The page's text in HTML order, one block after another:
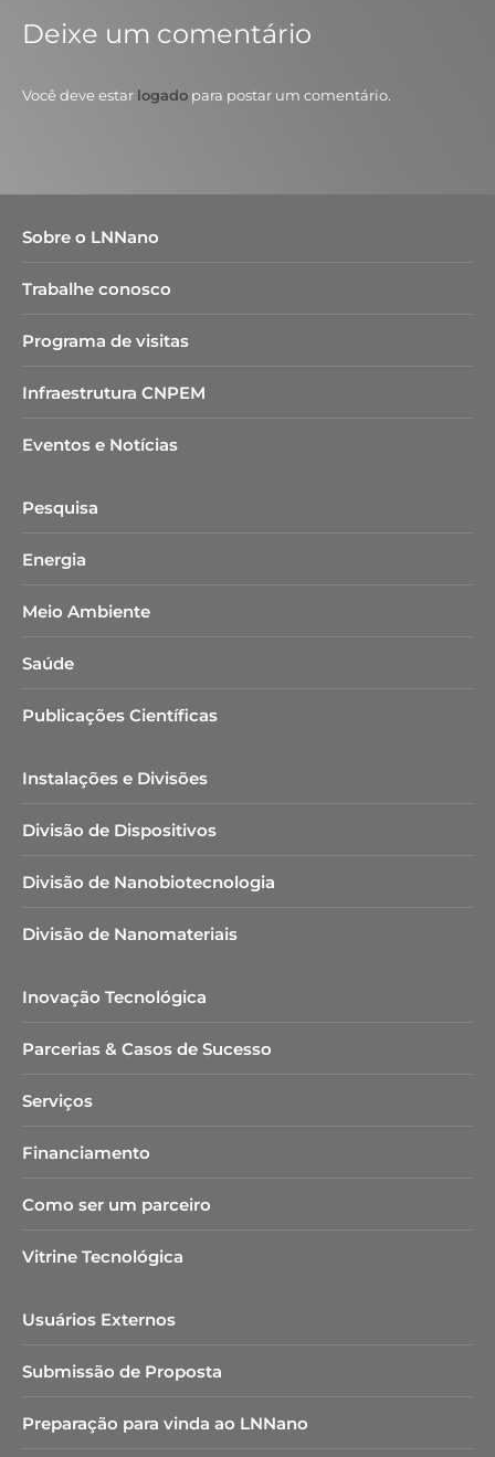
Deixe um comentário
Você deve estar logado para postar um comentário.
Sobre o LNNano
Trabalhe conosco
Programa de visitas
Infraestrutura CNPEM
Eventos e Notícias
Pesquisa
Energia
Meio Ambiente
Saúde
Publicações Científicas
Instalações e Divisões
Divisão de Dispositivos
Divisão de Nanobiotecnologia​
Divisão de Nanomateriais
Inovação Tecnológica
Parcerias & Casos de Sucesso
Serviços
Financiamento
Como ser um parceiro
Vitrine Tecnológica
Usuários Externos
Submissão de Proposta
Preparação para vinda ao LNNano